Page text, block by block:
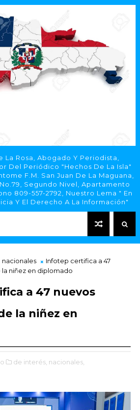
La Rosa, Abogado Y Periodista,
Del Periódico "Hechos De La Isla"
F.M. San Juan De La Maguana,
Segundo Nivel, Apartamento
809-557-2792, Nuestro Lema " En
Y El Derecho A La Información"
nacionales
Infotep certifica a 47
niñez en diplomado
a 47 nuevos
la niñez en
de interés, nacionales,